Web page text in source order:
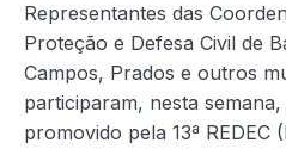
Representantes das
Proteção e Defesa Civil de
Campos, Prados e outros
participaram, nesta
promovido pela 13ª REDEC